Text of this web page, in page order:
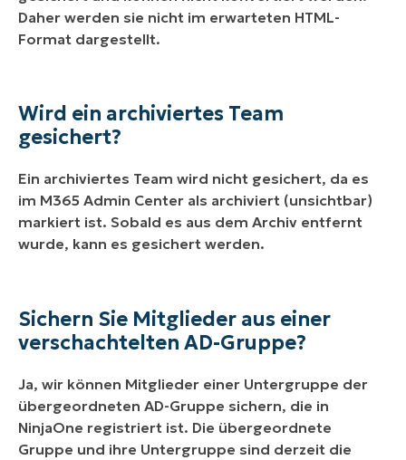
Daher werden sie nicht im erwarteten HTML-
Format dargestellt.
Wird ein archiviertes Team
gesichert?
Ein archiviertes Team wird nicht gesichert, da es
im M365 Admin Center als archiviert (unsichtbar)
markiert ist. Sobald es aus dem Archiv entfernt
wurde, kann es gesichert werden.
Sichern Sie Mitglieder aus einer
verschachtelten AD-Gruppe?
Ja, wir können Mitglieder einer Untergruppe der
übergeordneten AD-Gruppe sichern, die in
NinjaOne registriert ist. Die übergeordnete
Gruppe und ihre Untergruppe sind derzeit die